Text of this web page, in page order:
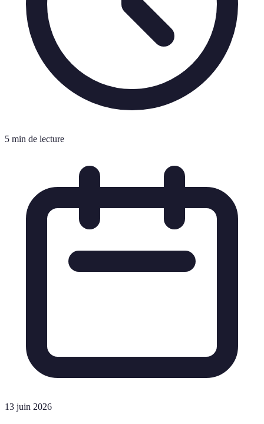
5 min de lecture
13 juin 2026